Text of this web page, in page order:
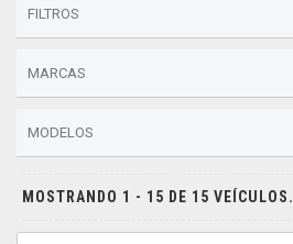
FILTROS
MARCAS
MODELOS
MOSTRANDO 1 - 15 DE 15 VEÍCULOS.